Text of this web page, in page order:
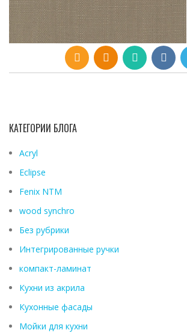
КАТЕГОРИИ БЛОГА
Acryl
Eclipse
Fenix ​​NTM
wood synchro
Без рубрики
Интегрированные ручки
компакт-ламинат
Кухни из акрила
Кухонные фасады
Мойки для кухни